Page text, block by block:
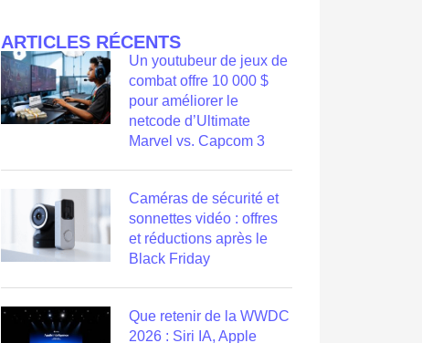
ARTICLES RÉCENTS
Un youtubeur de jeux de
combat offre 10 000 $
pour améliorer le
netcode d’Ultimate
Marvel vs. Capcom 3
Caméras de sécurité et
sonnettes vidéo : offres
et réductions après le
Black Friday
Que retenir de la WWDC
2026 : Siri IA, Apple